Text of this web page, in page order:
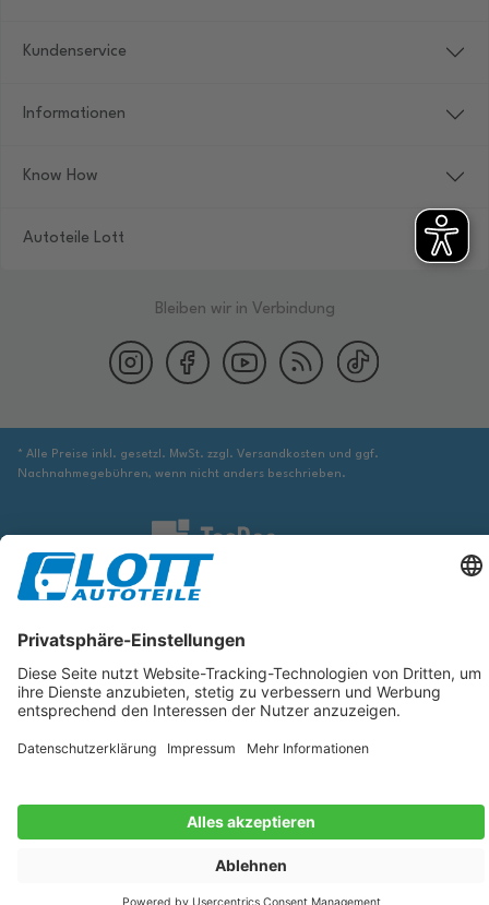
Kundenservice
Informationen
Know How
Autoteile Lott
Bleiben wir in Verbindung
* Alle Preise inkl. gesetzl. MwSt. zzgl. Versandkosten und ggf.
Nachnahmegebühren, wenn nicht anders beschrieben.
Wir sind verpflichtet Sie darauf hinzuweisen, dass Sie ggf. ergänzende
entspricht und für das betreffende Automobil passt.
Die hier angezeigten Daten, insbesondere die gesamte Datenbank, dürfen
nicht kopiert werden. Es ist zu unterlassen, die Daten oder die gesamte
verbreiten und/oder diese Handlungen durch Dritte ausführen zu lassen.